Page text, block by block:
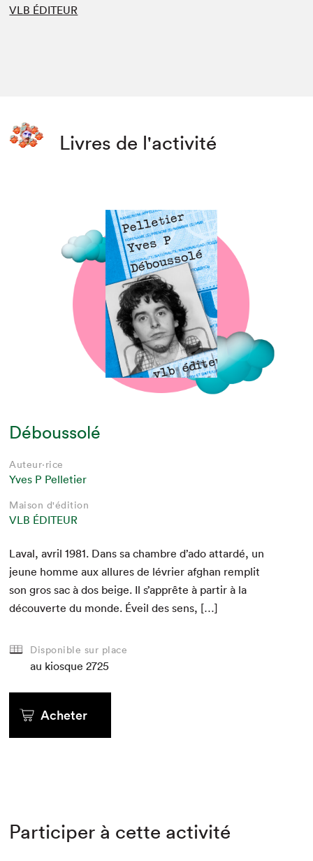
VLB ÉDITEUR
Livres de l'activité
Déboussolé
Auteur·rice
Yves P Pelletier
Maison d'édition
VLB ÉDITEUR
Laval, avril1981. Dans sa cham­bre d’ado attardé, un
jeune homme aux allures de lévri­er afghan rem­plit
son gros sac à dos beige. Il s’apprête à par­tir à la
décou­verte du monde. Éveil des sens, […]
Disponible sur place
au kiosque 2725
Acheter
Participer à cette activité